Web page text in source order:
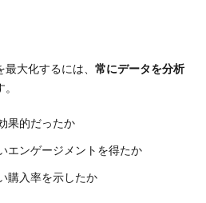
大化するには、 常にデータを分析
果的だったか
エンゲージメントを得たか
購入率を示したか